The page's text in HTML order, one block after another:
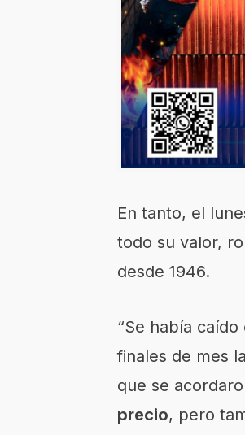
En tanto, el
todo su valor,
desde 1946.
“Se había
finales de mes
que se
precio, pero